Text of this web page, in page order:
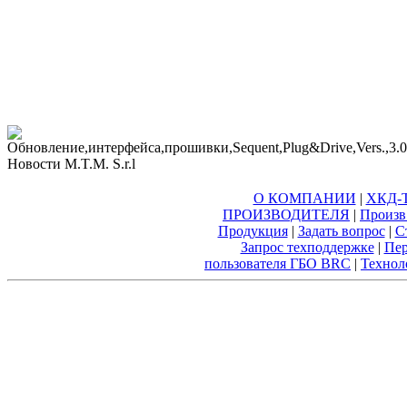
О КОМПАНИИ | ХКД-
ПРОИЗВОДИТЕЛЯ |
Продукция| Задать вопрос|
Запрос техподдержке|
пользователя ГБО BRC |